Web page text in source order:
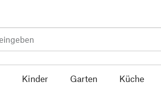
Kinder Garten Küche